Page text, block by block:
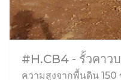
#H.CB4 - รั้วคาว
ความสูงจากพื้นดิน 150